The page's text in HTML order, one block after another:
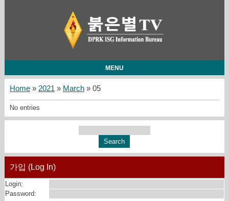
MENU
Home» 2021 » March » 05
No entries
가입 (Log In)
Login:
Password: